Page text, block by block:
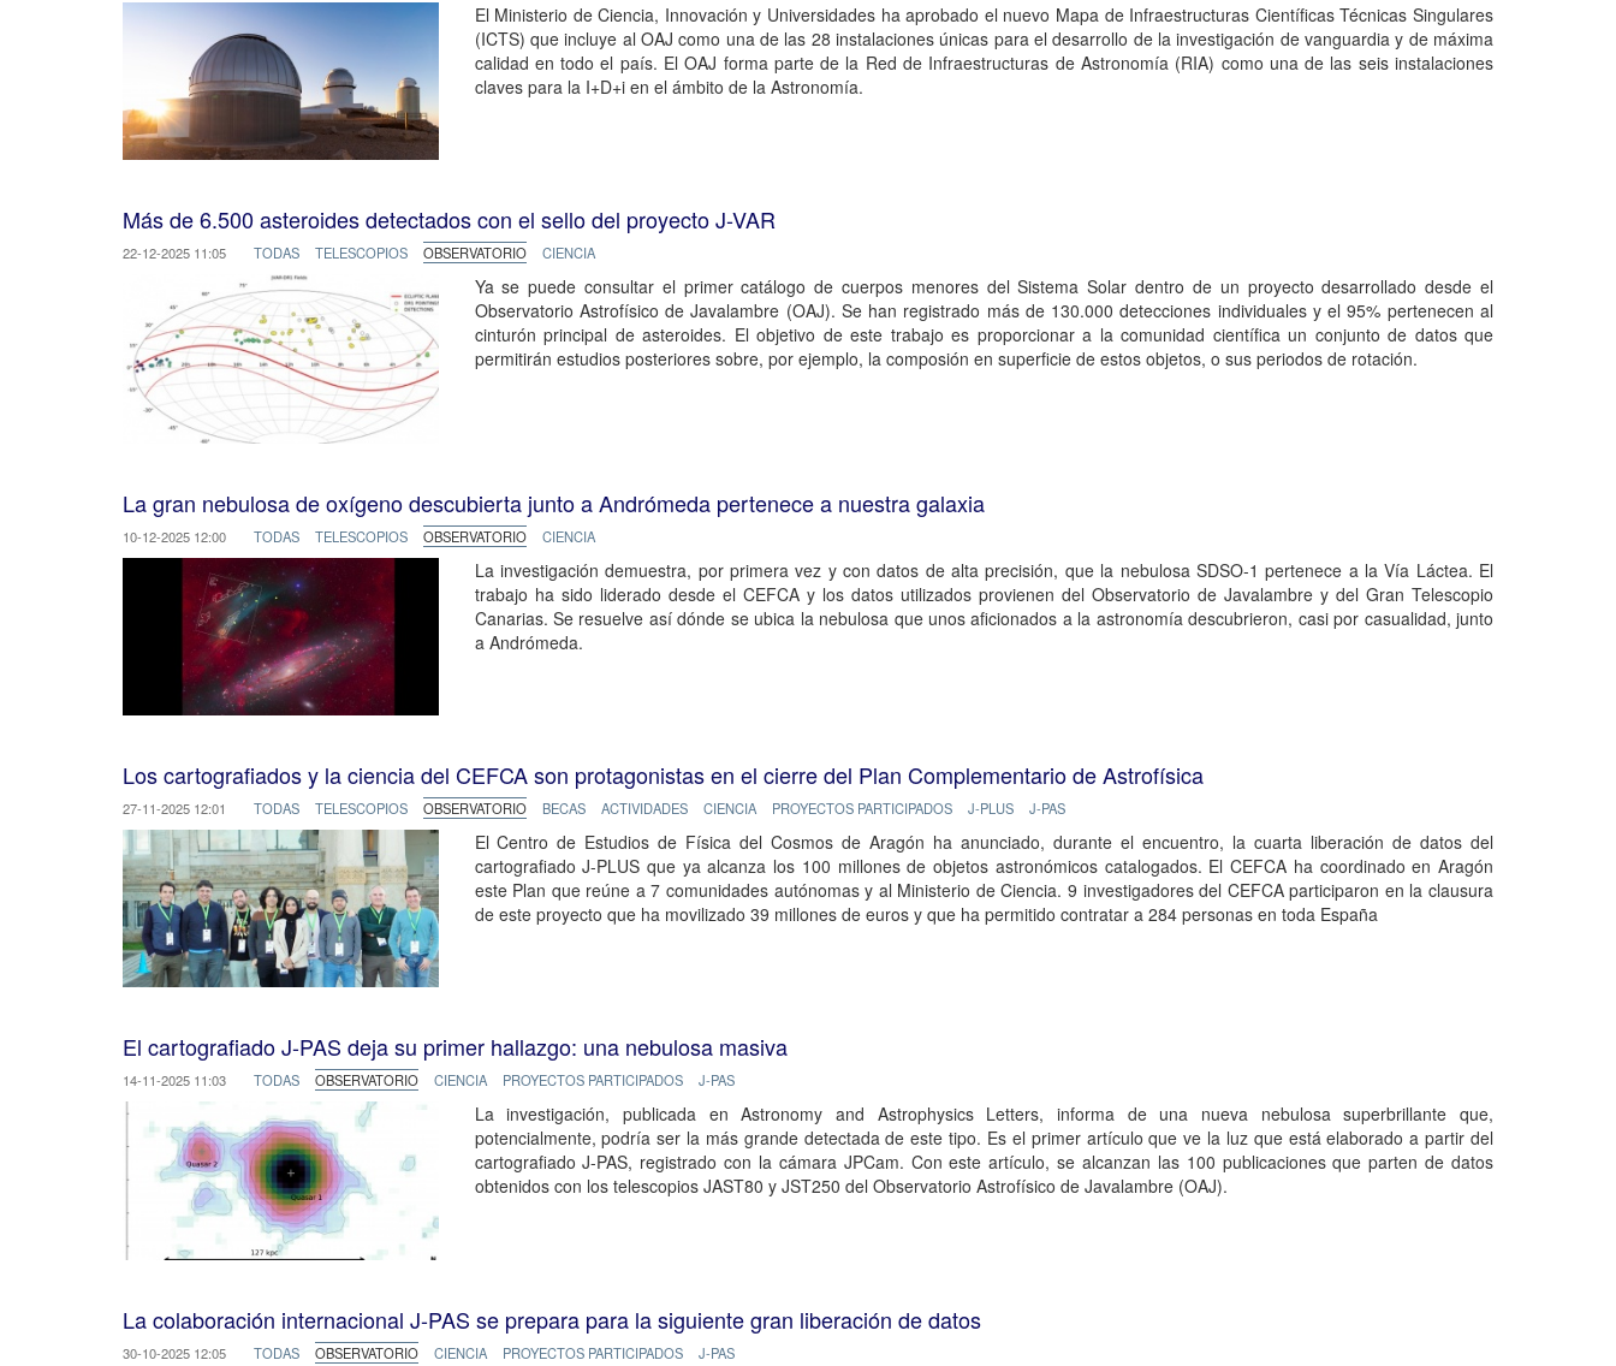
El Ministerio de Ciencia, Innovación y Universidades ha aprobado el nuevo Mapa de Infraestructuras Científicas Técnicas Singulares
(ICTS) que incluye al OAJ como una de las 28 instalaciones únicas para el desarrollo de la investigación de vanguardia y de máxima
calidad en todo el país. El OAJ forma parte de la Red de Infraestructuras de Astronomía (RIA) como una de las seis instalaciones
claves para la I+D+i en el ámbito de la Astronomía.
Más de 6.500 asteroides detectados con el sello del proyecto J-VAR
22-12-2025 11:05 TODAS TELESCOPIOS OBSERVATORIO CIENCIA
Ya se puede consultar el primer catálogo de cuerpos menores del Sistema Solar dentro de un proyecto desarrollado desde el
Observatorio Astrofísico de Javalambre (OAJ). Se han registrado más de 130.000 detecciones individuales y el 95% pertenecen al
cinturón principal de asteroides. El objetivo de este trabajo es proporcionar a la comunidad científica un conjunto de datos que
permitirán estudios posteriores sobre, por ejemplo, la composión en superficie de estos objetos, o sus periodos de rotación.
La gran nebulosa de oxígeno descubierta junto a Andrómeda pertenece a nuestra galaxia
10-12-2025 12:00 TODAS TELESCOPIOS OBSERVATORIO CIENCIA
La investigación demuestra, por primera vez y con datos de alta precisión, que la nebulosa SDSO-1 pertenece a la Vía Láctea. El
trabajo ha sido liderado desde el CEFCA y los datos utilizados provienen del Observatorio de Javalambre y del Gran Telescopio
Canarias. Se resuelve así dónde se ubica la nebulosa que unos aficionados a la astronomía descubrieron, casi por casualidad, junto
a Andrómeda.
Los cartografiados y la ciencia del CEFCA son protagonistas en el cierre del Plan Complementario de Astrofísica
27-11-2025 12:01 TODAS TELESCOPIOS OBSERVATORIO BECAS ACTIVIDADES CIENCIA PROYECTOS PARTICIPADOS J-PLUS J-PAS
El Centro de Estudios de Física del Cosmos de Aragón ha anunciado, durante el encuentro, la cuarta liberación de datos del
cartografiado J-PLUS que ya alcanza los 100 millones de objetos astronómicos catalogados. El CEFCA ha coordinado en Aragón
este Plan que reúne a 7 comunidades autónomas y al Ministerio de Ciencia. 9 investigadores del CEFCA participaron en la clausura
de este proyecto que ha movilizado 39 millones de euros y que ha permitido contratar a 284 personas en toda España
El cartografiado J-PAS deja su primer hallazgo: una nebulosa masiva
14-11-2025 11:03 TODAS OBSERVATORIO CIENCIA PROYECTOS PARTICIPADOS J-PAS
La investigación, publicada en Astronomy and Astrophysics Letters, informa de una nueva nebulosa superbrillante que,
potencialmente, podría ser la más grande detectada de este tipo. Es el primer artículo que ve la luz que está elaborado a partir del
cartografiado J-PAS, registrado con la cámara JPCam. Con este artículo, se alcanzan las 100 publicaciones que parten de datos
obtenidos con los telescopios JAST80 y JST250 del Observatorio Astrofísico de Javalambre (OAJ).
La colaboración internacional J-PAS se prepara para la siguiente gran liberación de datos
30-10-2025 12:05 TODAS OBSERVATORIO CIENCIA PROYECTOS PARTICIPADOS J-PAS